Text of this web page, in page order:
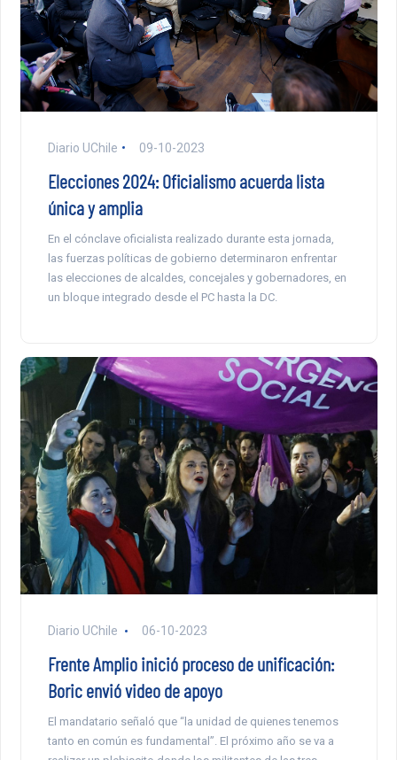
Diario UChile 09-10-2023
Elecciones 2024: Oficialismo acuerda lista
única y amplia
En el cónclave oficialista realizado durante esta jornada,
las fuerzas políticas de gobierno determinaron enfrentar
las elecciones de alcaldes, concejales y gobernadores, en
un bloque integrado desde el PC hasta la DC.
Diario UChile 06-10-2023
Frente Amplio inició proceso de unificación:
Boric envió video de apoyo
El mandatario señaló que “la unidad de quienes tenemos
tanto en común es fundamental”. El próximo año se va a